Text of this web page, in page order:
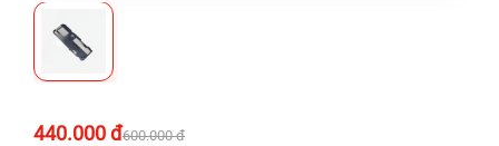
440.000 đ600.000 đ